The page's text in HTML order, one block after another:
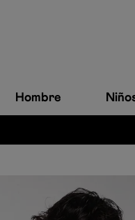
Hombre